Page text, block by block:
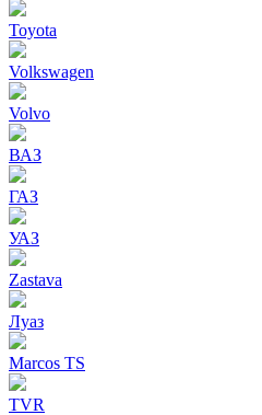
Toyota
Volkswagen
Volvo
ВАЗ
ГАЗ
УАЗ
Zastava
Луаз
Marcos TS
TVR